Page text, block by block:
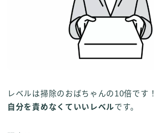
レベルは掃除のおばちゃんの10倍です！
自分を責めなくていいレベルです。